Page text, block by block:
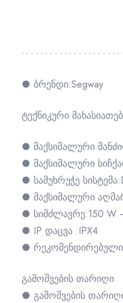
● ბრენდი:Segway
ტექნიკური
● მაქსიმალური
● მაქსიმალური
● სამუხრუჭე
● მაქსიმალური
● სიმძლავრე:150 W
● IP დაცვა :IPX4
● რეკომენდირებული
გამოშვების თარიღი
● გამოშვების